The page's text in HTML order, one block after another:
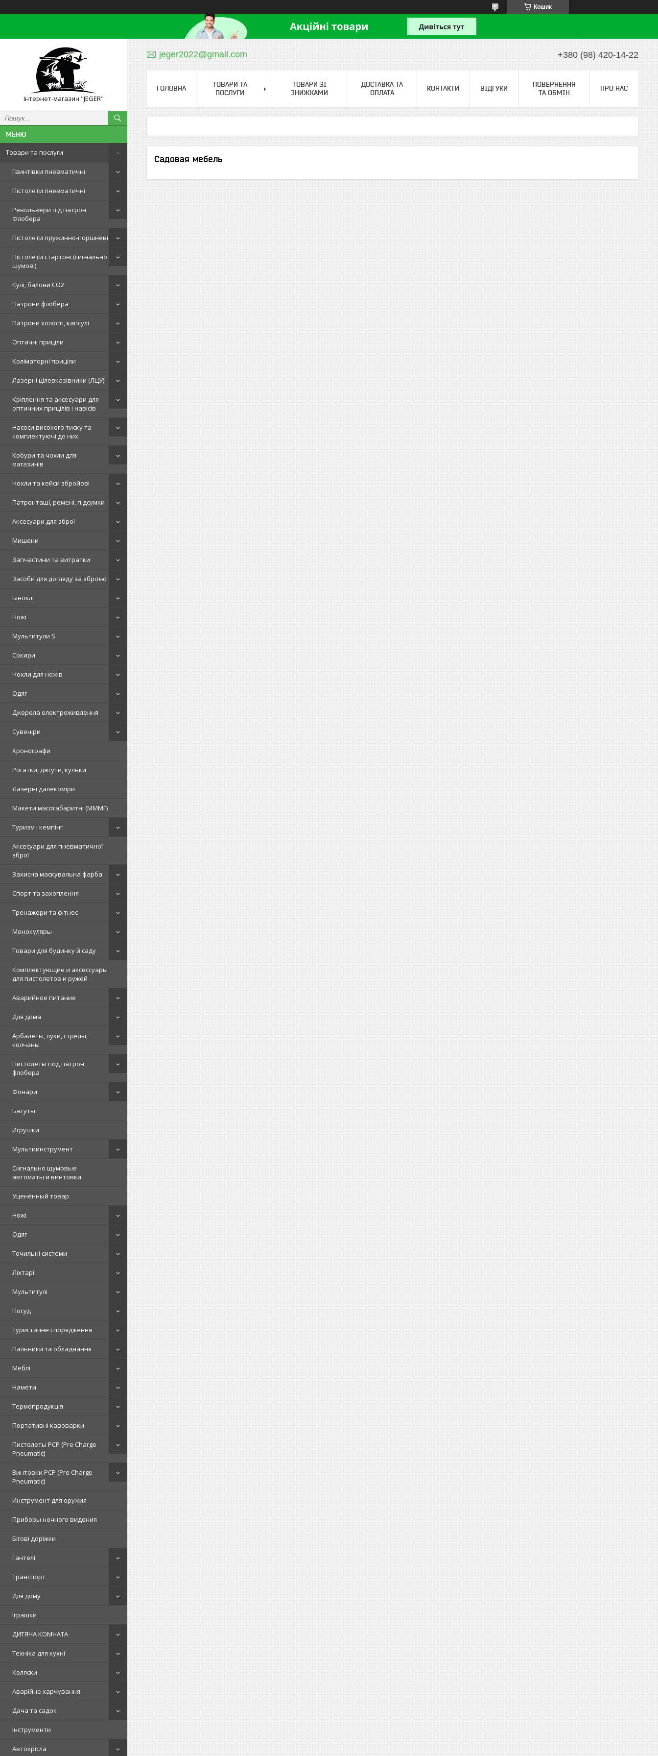
Кошик
Інтернет-магазин "JEGER"
Товари та послуги
Гвинтівки пневматичні
Пістолети пневматичні
Револьвери під патрон
Флобера
Пістолети пружинно-поршневі
Пістолети стартові (сигнально
шумові)
Кулі, балони СО2
Патрони флобера
Патрони холості, капсулі
Оптичні приціли
Коліматорні приціли
Лазерні цілевказівники (ЛЦУ)
Кріплення та аксесуари для
оптичних прицілів і навісів
Насоси високого тиску та
комплектуючі до них
Кобури та чохли для
магазинів
Чохли та кейси збройові
Патронташі, ремені, підсумки
Аксесуари для зброї
Мишени
Запчастини та витратки
Засоби для догляду за зброєю
Біноклі
Ножі
Мультитули S
Сокири
Чохли для ножів
Одяг
Джерела електроживлення
Сувеніри
Хронографи
Рогатки, джгути, кульки
Лазерні далекоміри
Макети масогабаритні (МММГ)
Туризм і кемпінг
Аксесуари для пневматичної
зброї
Захисна маскувальна фарба
Спорт та захоплення
Тренажери та фітнес
Монокуляры
Товари для будинку й саду
Комплектующие и аксессуары
для пистолетов и ружей
Аварийное питание
Для дома
Арбалеты, луки, стрелы,
колчаны
Пистолеты под патрон
флобера
Фонари
Батуты
Игрушки
Мультиинструмент
Сигнально шумовые
автоматы и винтовки
Уценённый товар
Ножі
Одяг
Точильні системи
Ліхтарі
Мультитулі
Посуд
Туристичне спорядження
Пальники та обладнання
Меблі
Намети
Термопродукція
Портативні кавоварки
Пистолеты PCP (Pre Charge
Pneumatic)
Винтовки PCP (Pre Charge
Pneumatic)
Инструмент для оружия
Приборы ночного видения
Бігові доріжки
Гантелі
Транспорт
Для дому
Іграшки
ДИТЯЧА КОМНАТА
Техніка для кухні
Коляски
Аварійне харчування
Дача та садок
Інструменти
Автокрісла
jeger2022@gmail.com +380 (98) 420-14-22
ГОЛОВНА
ТОВАРИ ТА
ПОСЛУГИ
ТОВАРИ ЗІ
ЗНИЖКАМИ
ДОСТАВКА ТА
ОПЛАТА
КОНТАКТИ ВІДГУКИ
ПОВЕРНЕННЯ
ТА ОБМІН
ПРО НАС
Садовая мебель